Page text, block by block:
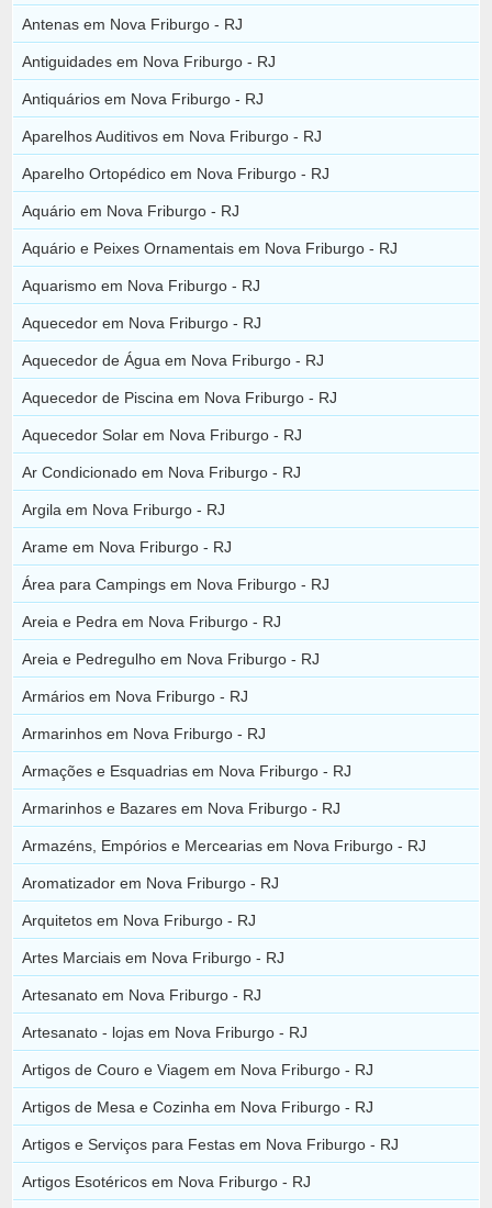
Antenas em Nova Friburgo - RJ
Antiguidades em Nova Friburgo - RJ
Antiquários em Nova Friburgo - RJ
Aparelhos Auditivos em Nova Friburgo - RJ
Aparelho Ortopédico em Nova Friburgo - RJ
Aquário em Nova Friburgo - RJ
Aquário e Peixes Ornamentais em Nova Friburgo - RJ
Aquarismo em Nova Friburgo - RJ
Aquecedor em Nova Friburgo - RJ
Aquecedor de Água em Nova Friburgo - RJ
Aquecedor de Piscina em Nova Friburgo - RJ
Aquecedor Solar em Nova Friburgo - RJ
Ar Condicionado em Nova Friburgo - RJ
Argila em Nova Friburgo - RJ
Arame em Nova Friburgo - RJ
Área para Campings em Nova Friburgo - RJ
Areia e Pedra em Nova Friburgo - RJ
Areia e Pedregulho em Nova Friburgo - RJ
Armários em Nova Friburgo - RJ
Armarinhos em Nova Friburgo - RJ
Armações e Esquadrias em Nova Friburgo - RJ
Armarinhos e Bazares em Nova Friburgo - RJ
Armazéns, Empórios e Mercearias em Nova Friburgo - RJ
Aromatizador em Nova Friburgo - RJ
Arquitetos em Nova Friburgo - RJ
Artes Marciais em Nova Friburgo - RJ
Artesanato em Nova Friburgo - RJ
Artesanato - lojas em Nova Friburgo - RJ
Artigos de Couro e Viagem em Nova Friburgo - RJ
Artigos de Mesa e Cozinha em Nova Friburgo - RJ
Artigos e Serviços para Festas em Nova Friburgo - RJ
Artigos Esotéricos em Nova Friburgo - RJ